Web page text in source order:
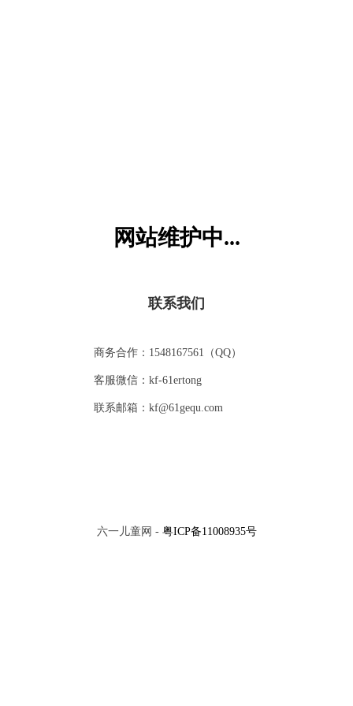
网站维护中...
联系我们
商务合作：1548167561（QQ）
客服微信：kf-61ertong
联系邮箱：kf@61gequ.com
六一儿童网 - 粤ICP备11008935号